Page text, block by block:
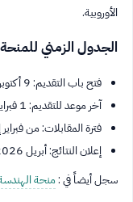
الأوروبية.
الجدول الزمني للمنحة
فتح باب التقديم: 9 أكتوبر 2025.
آخر موعد للتقديم: 1 فبراير 2026.
فترة المقابلات: من فبراير
إعلان النتائج: أبريل 2026.
سجل أيضاً في :منحة